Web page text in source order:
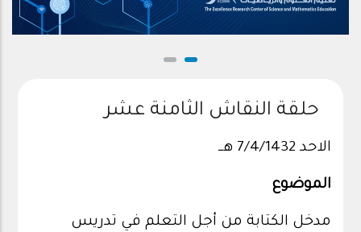
حلقة النقاش الثامنة عشر
الاحد 7/4/1432 هــ
الموضوع
مدخل الكتابة من أجل التعلم في تدريس